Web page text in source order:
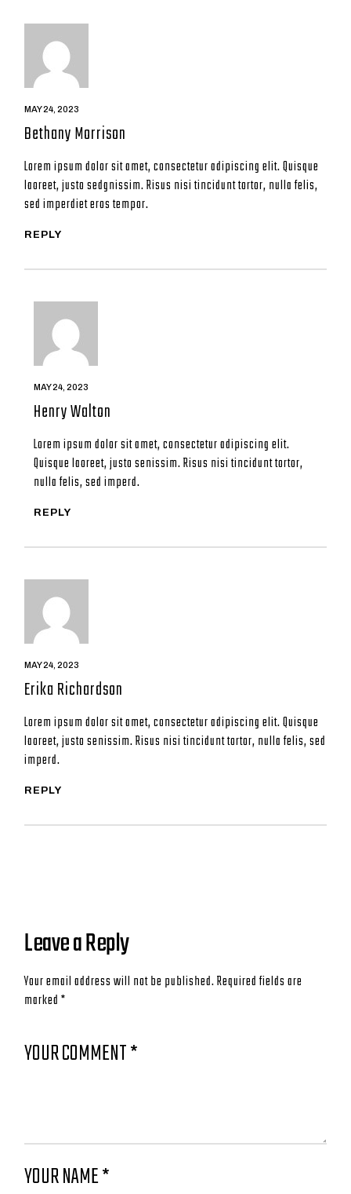
MAY 24, 2023
Bethany Morrison
Lorem ipsum dolor sit amet, consectetur adipiscing elit. Quisque
laoreet, justo sedgnissim. Risus nisi tincidunt tortor, nulla felis,
sed imperdiet eros tempor.
REPLY
MAY 24, 2023
Henry Walton
Lorem ipsum dolor sit amet, consectetur adipiscing elit.
Quisque laoreet, justo senissim. Risus nisi tincidunt tortor,
nulla felis, sed imperd.
REPLY
MAY 24, 2023
Erika Richardson
Lorem ipsum dolor sit amet, consectetur adipiscing elit. Quisque
laoreet, justo senissim. Risus nisi tincidunt tortor, nulla felis, sed
imperd.
REPLY
Leave a Reply
Your email address will not be published.Required fields are
marked*